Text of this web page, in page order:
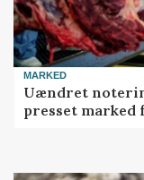
MARKED
Uændret
presset marked